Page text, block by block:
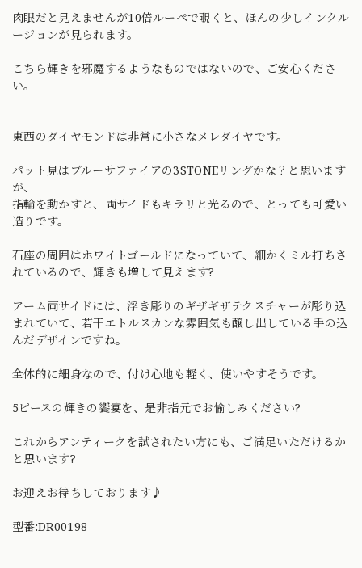
肉眼だと見えませんが10倍ルーペで覗くと、ほんの少しインクル
ージョンが見られます。
こちら輝きを邪魔するようなものではないので、ご安心くださ
い。
東西のダイヤモンドは非常に小さなメレダイヤです。
パット見はブルーサファイアの3STONEリングかな？と思います
が、
指輪を動かすと、両サイドもキラリと光るので、とっても可愛い
造りです。
石座の周囲はホワイトゴールドになっていて、細かくミル打ちさ
れているので、輝きも増して見えます?
アーム両サイドには、浮き彫りのギザギザテクスチャーが彫り込
まれていて、若干エトルスカンな雰囲気も醸し出している手の込
んだデザインですね。
全体的に細身なので、付け心地も軽く、使いやすそうです。
5ピースの輝きの饗宴を、是非指元でお愉しみください?
これからアンティークを試されたい方にも、ご満足いただけるか
と思います?
お迎えお待ちしております♪
型番:DR00198